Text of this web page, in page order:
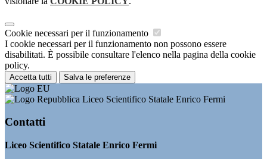
Cookie necessari per il funzionamento
I cookie necessari per il funzionamento non possono essere
disabilitati. È possibile consultare l'elenco nella pagina della cookie
policy.
Accetta tutti Salva le preferenze
Liceo Scientifico Statale Enrico Fermi
Contatti
Liceo Scientifico Statale Enrico Fermi